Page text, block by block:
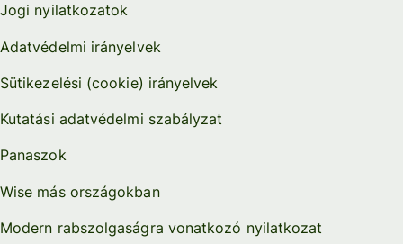
Jogi nyilatkozatok
Adatvédelmi irányelvek
Sütikezelési (cookie) irányelvek
Kutatási adatvédelmi szabályzat
Panaszok
Wise más országokban
Modern rabszolgaságra vonatkozó nyilatkozat